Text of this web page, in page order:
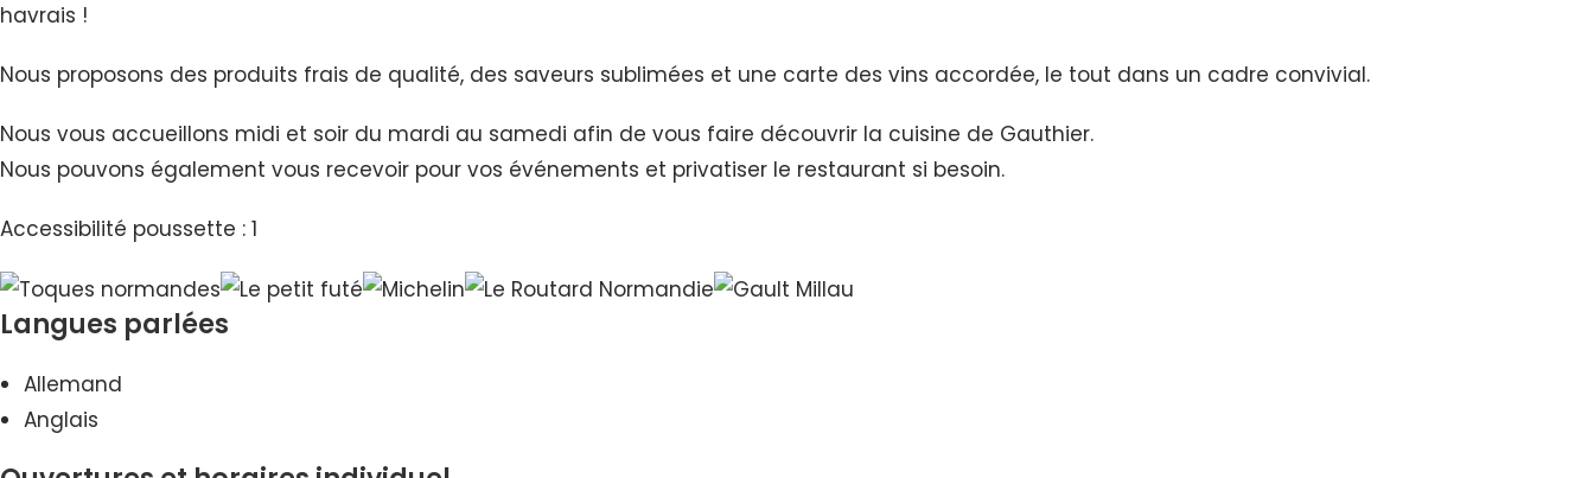
havrais !
Nous proposons des produits frais de qualité, des saveurs sublimées et une carte des vins accordée, le tout dans un cadre convivial.
Nous vous accueillons midi et soir du mardi au samedi afin de vous faire découvrir la cuisine de Gauthier.
Nous pouvons également vous recevoir pour vos événements et privatiser le restaurant si besoin.
Accessibilité poussette : 1
Langues parlées
Allemand
Anglais